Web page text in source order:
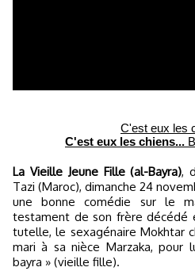
C'est eux les
C'est eux les chiens...
La Vieille Jeune Fille (al-Bayra),
Tazi (Maroc), dimanche 24
une bonne comédie sur le
testament de son frère décédé
tutelle, le sexagénaire Mokhtar
mari à sa nièce Marzaka, pour
bayra » (vieille fille).